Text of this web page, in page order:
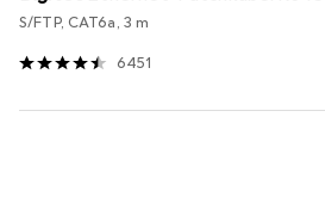
S/FTP, CAT6a, 3 m
6451